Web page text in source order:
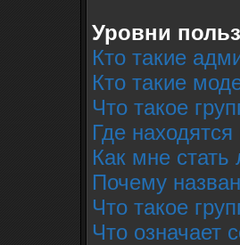
Уровни
Кто такие
Кто такие
Что такое
Где
Как мне
Почему
Что такое
Что означает